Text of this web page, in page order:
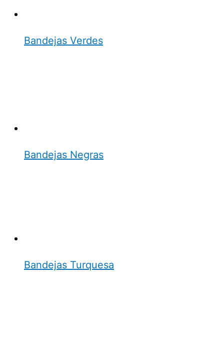
Bandejas Verdes
Bandejas Negras
Bandejas Turquesa